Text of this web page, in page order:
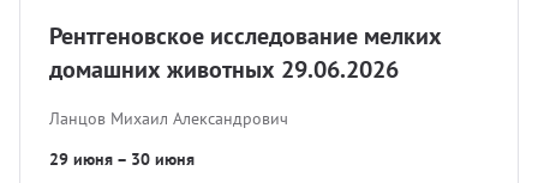
Рентгеновское исследование мелких
домашних животных 29.06.2026
Ланцов Михаил Александрович
29 июня – 30 июня